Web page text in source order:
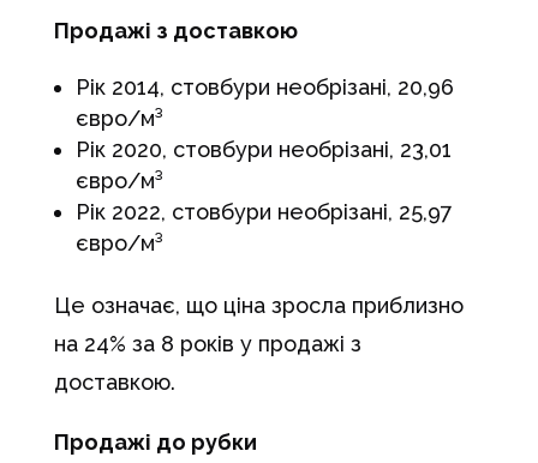
Продажі з доставкою
Рік 2014, стовбури необрізані, 20,96
євро/м³
Рік 2020, стовбури необрізані, 23,01
євро/м³
Рік 2022, стовбури необрізані, 25,97
євро/м³
Це означає, що ціна зросла приблизно
на 24% за 8 років у продажі з
доставкою.
Продажі до рубки